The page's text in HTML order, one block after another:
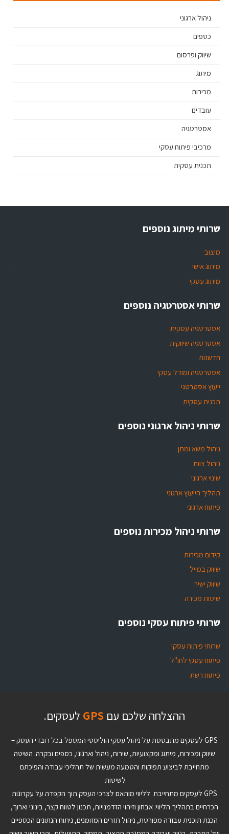
ניהול ארגוני
כספים
שיווק ופרסום
מיתוג
מכירות
עובדים
אסטרטגיה
מרכיבי פיתוח עסקי
תכנית עסקית
שרותי מיתוג נוספים
מיצוב
מיתוג אישי
מיתוג עסקי
שרותי אסטרטגיה נוספים
אסטרטגיה עסקית
אסטרטגיה שיווקית
חדשנות
אסטרטגיה ומודל עסקי
ייעוץ אסטרטגי
תכנית עסקית
שרותי ניהול ארגוני נוספים
ניהול משא ומתן
ניהול צוות
שינוי ארגוני
תהליך הייעוץ ארגוני
פיתוח ארגוני
שרותי ניהול מכירות נוספים
קידום מכירות
שיווק במייל
שיווק ישיר
שיטות מכירה
שרותי פיתוח עסקי נוספים
שרותי פיתוח עסקי
פיתוח עסקי לחו"ל
פיתוח רשת
ההצלחה שלכם עם GPS לעסקים.
GPS לעסקים מתבססת על ניהול עסקי הוליסטי המטפל בכל רובדי העסק –
שיווק ומכירות, מיתוג ומקצועיות, שירות, ניהול וארגוני, כספים ובקרה. השיטה
מתחייבת לביצוע תפוקות והטמעה מעשית של תהליכי עבודה והפיכתם
לשיטות.
GPS לעסקים מתחייבת לליווי מותאם לצרכי העסק תוך הקפדה על עקרונות
הכרחיים בתהליך הליווי: אבחון וזיהוי הזדמנויות, תכנון לטווח קצר, בינוני וארוך,
הכנת תוכנית עבודה מפורטת, ניהול תזרים המזומנים, ניתוח הנתונים הכספיים